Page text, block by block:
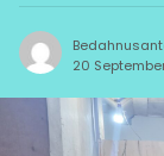
20